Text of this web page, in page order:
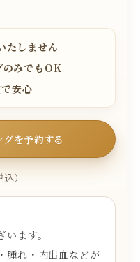
たしません
のみでもOK
安心
を予約する
）
ます。
腫れ・内出血などが